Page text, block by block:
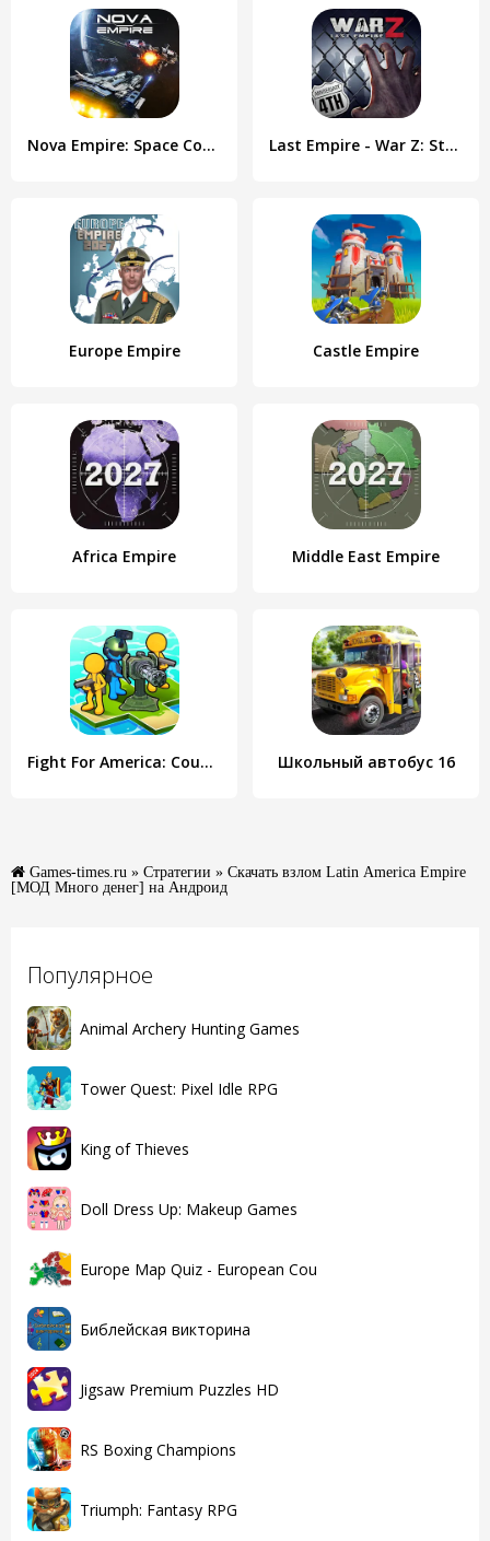
Популярное
Animal Archery Hunting Games
Tower Quest: Pixel Idle RPG
King of Thieves
Doll Dress Up: Makeup Games
Europe Map Quiz - European Cou
Библейская викторина
Jigsaw Premium Puzzles HD
RS Boxing Champions
Triumph: Fantasy RPG
Nova Empire: Space Commander Last Empire - War Z: Strategy
Europe Empire Castle Empire
Africa Empire Middle East Empire
Fight For America: Country War Школьный автобус 16
Games-times.ru » Стратегии » Скачать взлом Latin America Empire
[МОД Много денег] на Андроид